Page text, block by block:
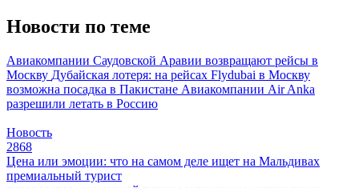
Новости по теме
Авиакомпании Саудовской Аравии возвращают рейсы в
Москву Дубайская лотеря: на рейсах Flydubai в Москву
возможна посадка в Пакистане Авиакомпании Air Anka
разрешили летать в Россию
Новость
2868
Цена или эмоции: что на самом деле ищет на Мальдивах
премиальный турист